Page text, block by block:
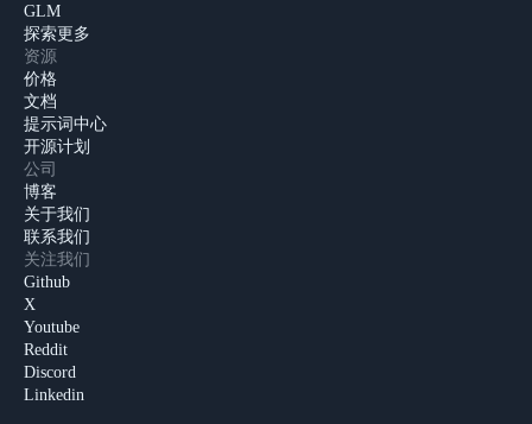
GLM
探索更多
资源
价格
文档
提示词中心
开源计划
公司
博客
关于我们
联系我们
关注我们
Github
X
Youtube
Reddit
Discord
Linkedin